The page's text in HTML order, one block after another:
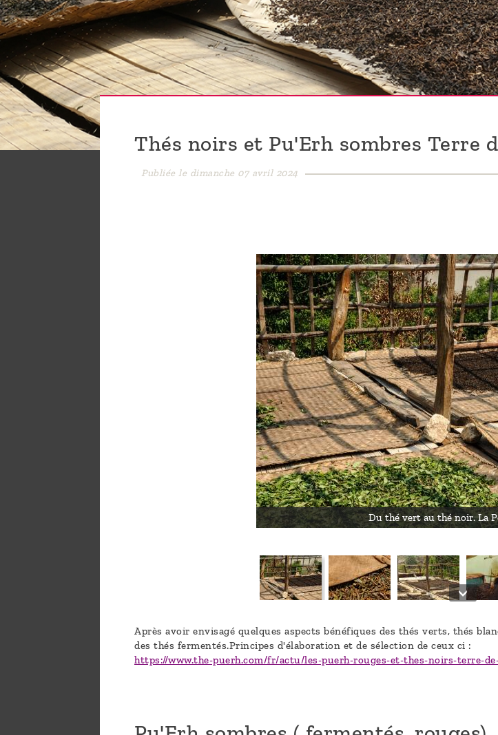
sommes-
nous ?
Découvrir
le thé
Pu'Erh
Comment
Thés noirs et Pu'Erh sombres Terre
Publiée le dimanche 07 avril 2024
Du thé vert au thé noir. La
Après avoir envisagé quelques aspects bénéfiques des thés verts, thés
des thés fermentés.Principes d'élaboration et de sélection de ceux ci :
https://www.the-puerh.com/fr/actu/les-puerh-rouges-et-thes-noirs-terre-